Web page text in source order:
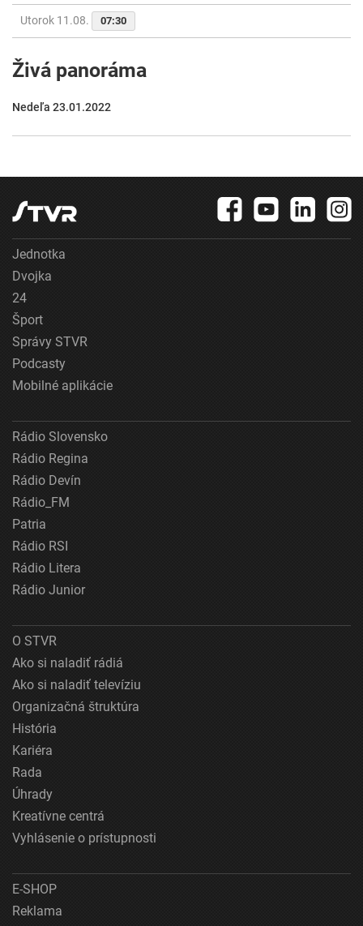
Utorok 11.08. 07:30
Živá panoráma
Nedeľa 23.01.2022
Jednotka
Dvojka
24
Šport
Správy STVR
Podcasty
Mobilné aplikácie
Rádio Slovensko
Rádio Regina
Rádio Devín
Rádio_FM
Patria
Rádio RSI
Rádio Litera
Rádio Junior
O STVR
Ako si naladiť rádiá
Ako si naladiť televíziu
Organizačná štruktúra
História
Kariéra
Rada
Úhrady
Kreatívne centrá
Vyhlásenie o prístupnosti
E-SHOP
Reklama